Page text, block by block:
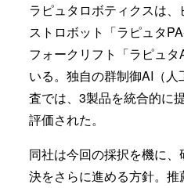
ラピュタロボティクスは
ストロボット「ラピュタ
フォークリフト「ラピュ
いる。独自の群制御AI（
査では、3製品を統合的に
評価された。
同社は今回の採択を機に
決をさらに進める方針。